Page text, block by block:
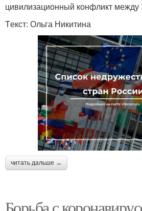
цивилизационный конфликт
Tекст: Ольга Никитина
читать дальше →